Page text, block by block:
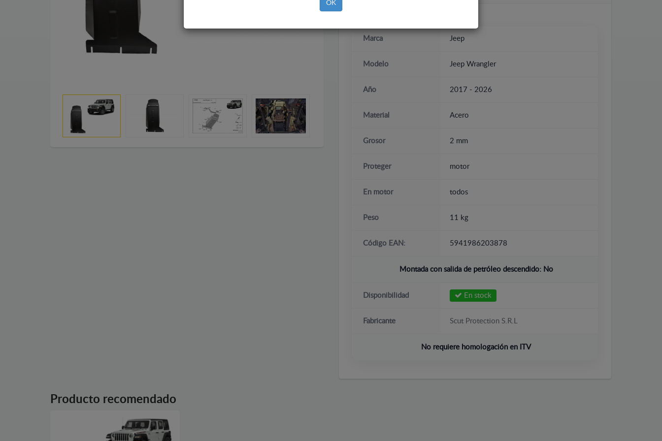
Marca Jeep
Modelo Jeep Wrangler
Año 2017 - 2026
Material Acero
Grosor 2 mm
Proteger motor
En motor todos
Peso 11 kg
Código EAN: 5941986203878
Montada con salida de petróleo descendido: No
Disponibilidad En stock
Fabricante Scut Protection S.R.L
No requiere homologación en ITV
Producto recomendado
OK